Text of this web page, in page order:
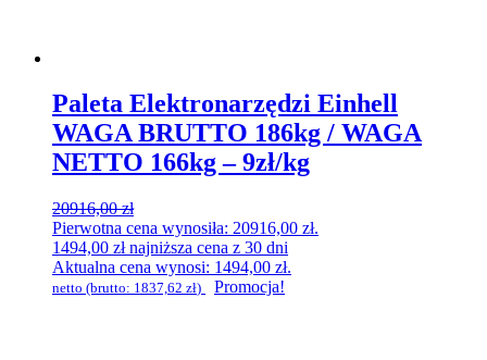
Paleta Elektronarzędzi Einhell
WAGA BRUTTO 186kg / WAGA
NETTO 166kg – 9zł/kg
20916,00zł
Pierwotna cena wynosiła: 20916,00 zł.
1494,00 złnajniższa cena z 30 dni
Aktualna cena wynosi: 1494,00 zł.
netto (brutto: 1837,62 zł) Promocja!